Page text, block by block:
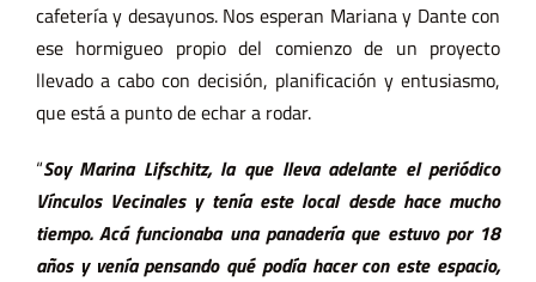
cafetería y desayunos. Nos esperan Mariana y Dante con
ese hormigueo propio del comienzo de un proyecto
llevado a cabo con decisión, planificación y entusiasmo,
que está a punto de echar a rodar.
“Soy Marina Lifschitz, la que lleva adelante el periódico
Vínculos Vecinales y tenía este local desde hace mucho
tiempo. Acá funcionaba una panadería que estuvo por 18
años y venía pensando qué podía hacer con este espacio,